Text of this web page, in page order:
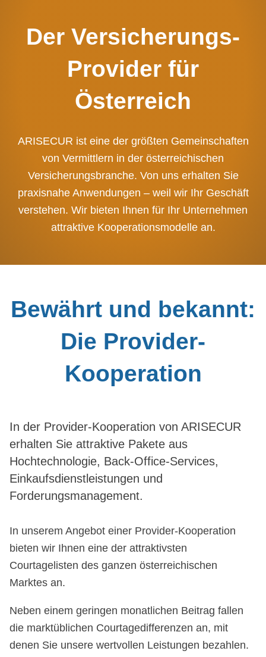
Der Versicherungs-
Provider für
Österreich
ARISECUR ist eine der größten Gemeinschaften
von Vermittlern in der österreichischen
Versicherungsbranche. Von uns erhalten Sie
praxisnahe Anwendungen – weil wir Ihr Geschäft
verstehen. Wir bieten Ihnen für Ihr Unternehmen
attraktive Kooperationsmodelle an.
Bewährt und bekannt:
Die Provider-
Kooperation
In der Provider-Kooperation von ARISECUR
erhalten Sie attraktive Pakete aus
Hochtechnologie, Back-Office-Services,
Einkaufsdienstleistungen und
Forderungsmanagement.
In unserem Angebot einer Provider-Kooperation
bieten wir Ihnen eine der attraktivsten
Courtagelisten des ganzen österreichischen
Marktes an.
Neben einem geringen monatlichen Beitrag fallen
die marktüblichen Courtagedifferenzen an, mit
denen Sie unsere wertvollen Leistungen bezahlen.